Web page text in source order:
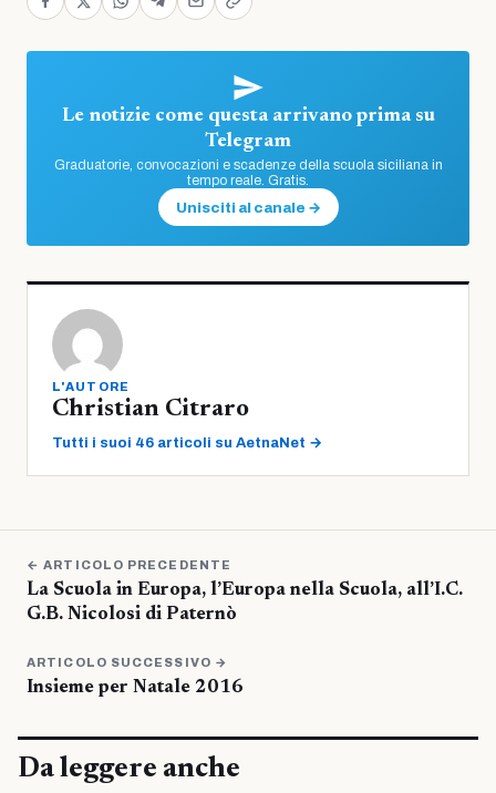
Le notizie come questa arrivano prima su
Telegram
Graduatorie, convocazioni e scadenze della scuola siciliana in
tempo reale. Gratis.
Unisciti al canale →
L'AUTORE
Christian Citraro
Tutti i suoi 46 articoli su AetnaNet →
← ARTICOLO PRECEDENTE
La Scuola in Europa, l’Europa nella Scuola, all’I.C.
G.B. Nicolosi di Paternò
ARTICOLO SUCCESSIVO →
Insieme per Natale 2016
Da leggere anche